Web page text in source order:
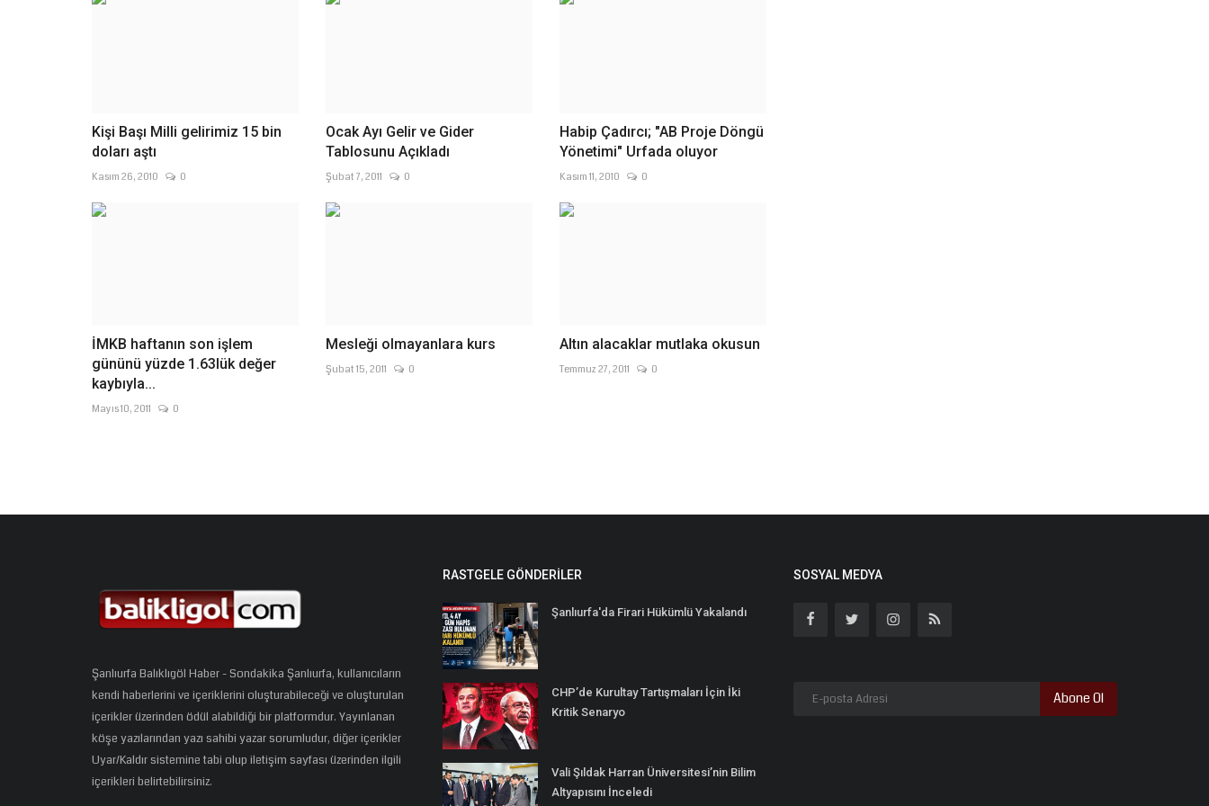
Kişi Başı Milli gelirimiz 15 bin
doları aştı
Kasım 26, 2010 0
Ocak Ayı Gelir ve Gider
Tablosunu Açıkladı
Şubat 7, 2011 0
Habip Çadırcı; "AB Proje Döngü
Yönetimi" Urfada oluyor
Kasım 11, 2010 0
İMKB haftanın son işlem
gününü yüzde 1.63lük değer
kaybıyla...
Mayıs 10, 2011 0
Mesleği olmayanlara kurs
Şubat 15, 2011 0
Altın alacaklar mutlaka okusun
Temmuz 27, 2011 0
Şanlıurfa Balıklıgöl Haber - Sondakika Şanlıurfa, kullanıcıların
kendi haberlerini ve içeriklerini oluşturabileceği ve oluşturulan
içerikler üzerinden ödül alabildiği bir platformdur. Yayınlanan
köşe yazılarından yazı sahibi yazar sorumludur, diğer içerikler
Uyar/Kaldır sistemine tabi olup iletişim sayfası üzerinden ilgili
içerikleri belirtebilirsiniz.
RASTGELE GÖNDERILER
Şanlıurfa'da Firari Hükümlü Yakalandı
CHP’de Kurultay Tartışmaları İçin İki
Kritik Senaryo
Vali Şıldak Harran Üniversitesi’nin Bilim
Altyapısını İnceledi
SOSYAL MEDYA
Abone Ol